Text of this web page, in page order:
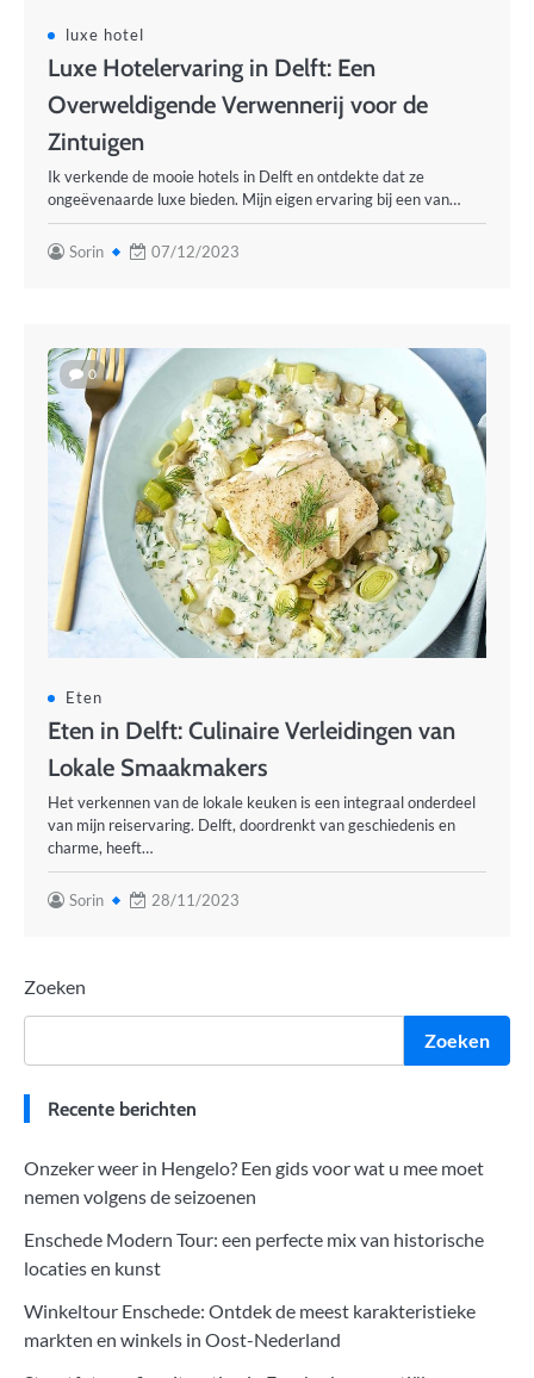
luxe hotel
Luxe Hotelervaring in Delft: Een
Overweldigende Verwennerij voor de
Zintuigen
Ik verkende de mooie hotels in Delft en ontdekte dat ze
ongeëvenaarde luxe bieden. Mijn eigen ervaring bij een van…
Sorin 07/12/2023
0
Eten
Eten in Delft: Culinaire Verleidingen van
Lokale Smaakmakers
Het verkennen van de lokale keuken is een integraal onderdeel
van mijn reiservaring. Delft, doordrenkt van geschiedenis en
charme, heeft…
Sorin 28/11/2023
Zoeken
Zoeken
Recente berichten
Onzeker weer in Hengelo? Een gids voor wat u mee moet
nemen volgens de seizoenen
Enschede Modern Tour: een perfecte mix van historische
locaties en kunst
Winkeltour Enschede: Ontdek de meest karakteristieke
markten en winkels in Oost-Nederland